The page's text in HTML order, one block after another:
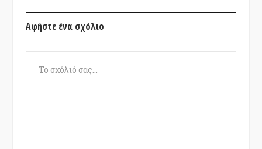
Αφήστε ένα σχόλιο